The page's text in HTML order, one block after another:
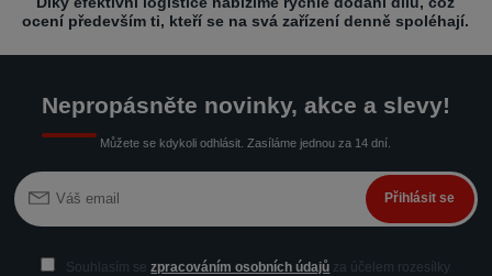
ocení především ti, kteří se na svá zařízení denně spoléhají.
Nepropásněte novinky, akce a slevy!
Můžete se kdykoli odhlásit. Zasíláme jednou za 14 dní.
Přihlásit se
Souhlasím sezpracováním osobních údajů za účelem rozesílky